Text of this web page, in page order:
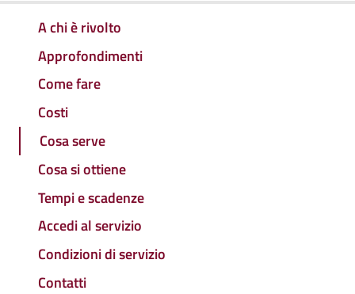
A chi è rivolto
Approfondimenti
Come fare
Costi
Cosa serve
Cosa si ottiene
Tempi e scadenze
Accedi al servizio
Condizioni di servizio
Contatti